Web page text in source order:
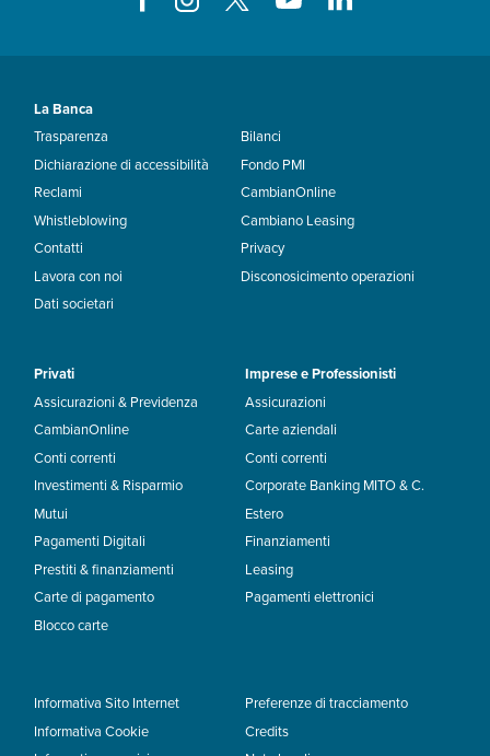
La Banca
Trasparenza
Dichiarazione di accessibilità
Reclami
Whistleblowing
Contatti
Lavora con noi
Dati societari
Bilanci
Fondo PMI
CambianOnline
Cambiano Leasing
Privacy
Disconosicimento operazioni
Privati
Assicurazioni & Previdenza
CambianOnline
Conti correnti
Investimenti & Risparmio
Mutui
Pagamenti Digitali
Prestiti & finanziamenti
Carte di pagamento
Blocco carte
Imprese e Professionisti
Assicurazioni
Carte aziendali
Conti correnti
Corporate Banking MITO & C.
Estero
Finanziamenti
Leasing
Pagamenti elettronici
Informativa Sito Internet
Informativa Cookie
Preferenze di tracciamento
Credits